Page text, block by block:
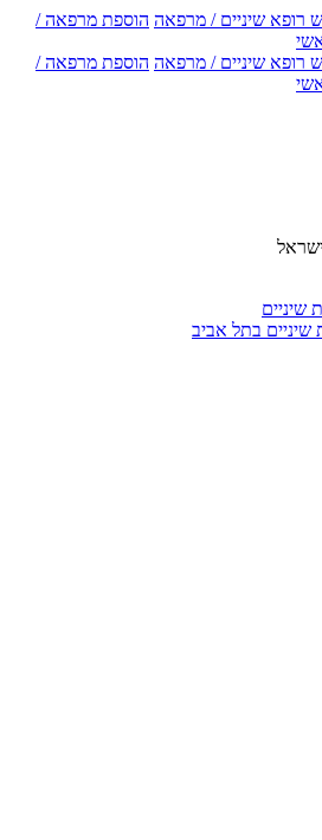
רופא שיניים / מרפאה הוספת מרפאה /
רופא שיניים / מרפאה הוספת מרפאה /
שיניים
שיניים בתל אביב